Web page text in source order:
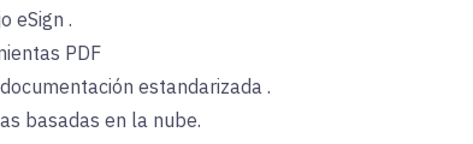
eSign .
PDF
documentación estandarizada .
basadas en la nube.